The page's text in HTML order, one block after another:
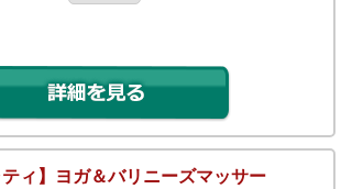
ィ】ヨガ＆バリニーズマッサー